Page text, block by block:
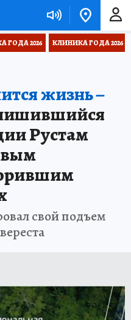
ГОДА 2026 КЛИНИКА ГОДА 2026
жизнь –
Рустам
свой подъем